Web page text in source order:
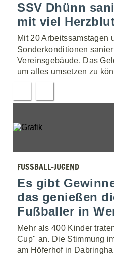
SSV Dhünn
mit viel
Mit 20 Arbeitssamstagen
Sonderkonditionen
Vereinsgebäude. Das
um alles umsetzen zu
FUSSBALL-JUGEND
Es gibt
das genießen
Fußballer in
Mehr als 400 Kinder
Cup" an. Die Stimmung
am Höferhof in